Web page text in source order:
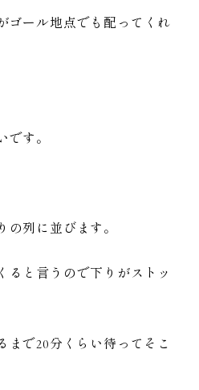
ゴール地点でも配ってくれ
です。
の列に並びます。
ると言うので下りがストッ
まで20分くらい待ってそこ